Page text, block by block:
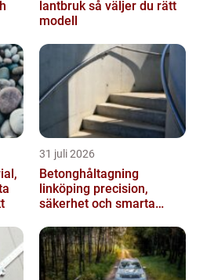
lantbruk så väljer du rätt
modell
31 juli 2026
Betonghåltagning
linköping precision,
säkerhet och smarta